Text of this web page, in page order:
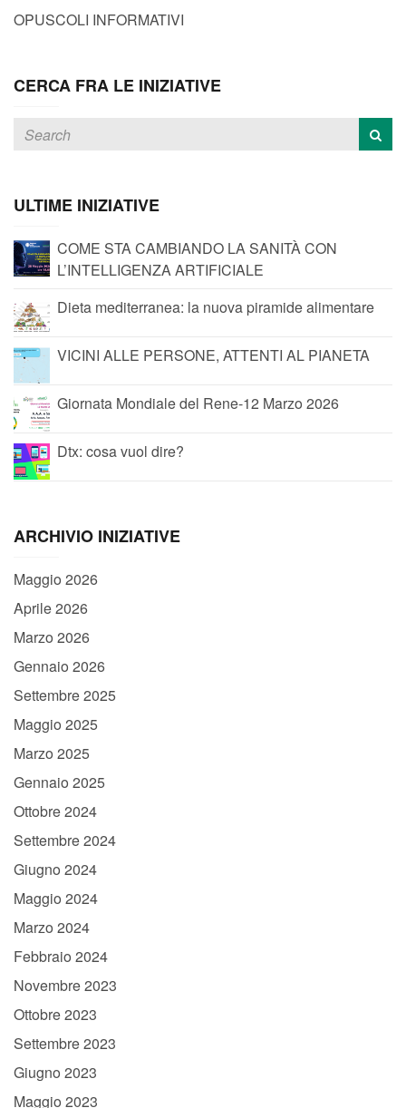
OPUSCOLI INFORMATIVI
CERCA FRA LE INIZIATIVE
ULTIME INIZIATIVE
COME STA CAMBIANDO LA SANITÀ CON
L’INTELLIGENZA ARTIFICIALE
Dieta mediterranea: la nuova piramide alimentare
VICINI ALLE PERSONE, ATTENTI AL PIANETA
Giornata Mondiale del Rene-12 Marzo 2026
Dtx: cosa vuol dire?
ARCHIVIO INIZIATIVE
Maggio 2026
Aprile 2026
Marzo 2026
Gennaio 2026
Settembre 2025
Maggio 2025
Marzo 2025
Gennaio 2025
Ottobre 2024
Settembre 2024
Giugno 2024
Maggio 2024
Marzo 2024
Febbraio 2024
Novembre 2023
Ottobre 2023
Settembre 2023
Giugno 2023
Maggio 2023